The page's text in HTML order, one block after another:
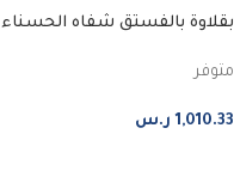
بقلاوة بالفستق شفاه الحسناء
متوفر
1,010.33 ر.س